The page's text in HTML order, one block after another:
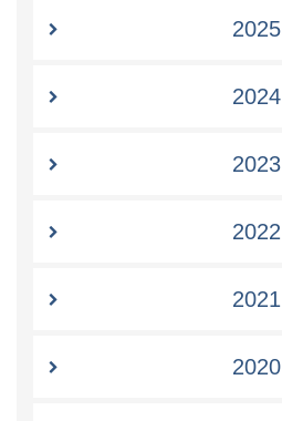
2025
2024
2023
2022
2021
2020